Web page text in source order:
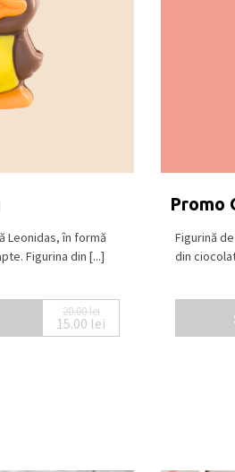
Leonidas, în formă
Figurina din [...]
20.00lei
Prețul inițial a fost:
15.00 lei
Prețul curent este:
Promo
Figurină
din